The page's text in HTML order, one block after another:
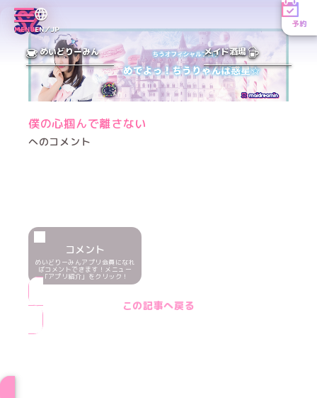
MENUEN／JP
予約
めいどりーみん メイド酒場
僕の心掴んで離さない
へのコメント
コメント
めいどりーみんアプリ会員になれ
ばコメントできます！メニュー
「アプリ紹介」をクリック！
この記事へ戻る